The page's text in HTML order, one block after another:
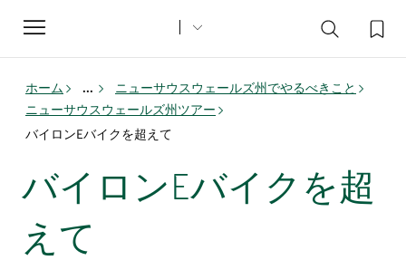
Toggle
navigation
ホーム ...
ニューサウスウェールズ州でやるべきこと
ニューサウスウェールズ州ツアー
バイロンEバイクを超えて
バイロンEバイクを超
えて